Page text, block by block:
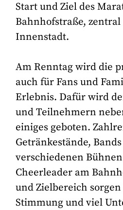
Start und Ziel des
Bahnhofstraße,
Innenstadt.
Am Renntag wird die
auch für Fans und
Erlebnis. Dafür wird
und Teilnehmern
einiges geboten.
Getränkestände,
verschiedenen
Cheerleader am
und Zielbereich
Stimmung und viel